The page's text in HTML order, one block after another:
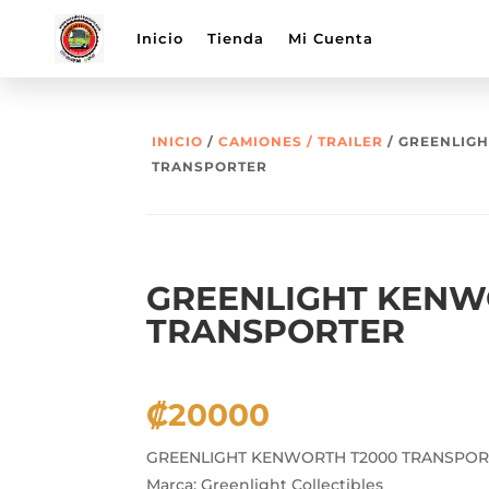
Inicio Tienda Mi Cuenta
INICIO /CAMIONES / TRAILER /
TRANSPORTER
GREENLIGHT
TRANSPORTER
₡20000
GREENLIGHT KENWORTH T2000
Marca: Greenlight Collectibles